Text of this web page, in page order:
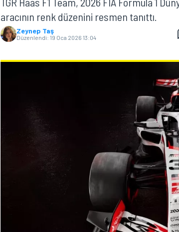
MOTOGP
WORLD SUPERBIKE
aracının renk düzenini resmen tanıttı.
Zeynep Taş
Düzenlendi: 19 Oca 2026 13:04